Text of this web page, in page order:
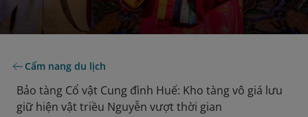
Cẩm nang du lịch
Bảo tàng Cổ vật Cung đình Huế: Kho tàng vô giá lưu
giữ hiện vật triều Nguyễn vượt thời gian